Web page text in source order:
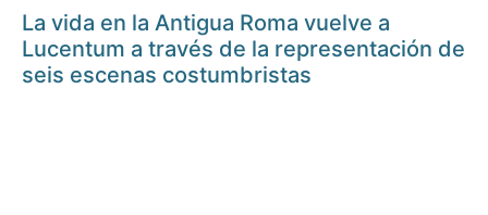
La vida en la Antigua Roma vuelve a
Lucentum a través de la representación de
seis escenas costumbristas